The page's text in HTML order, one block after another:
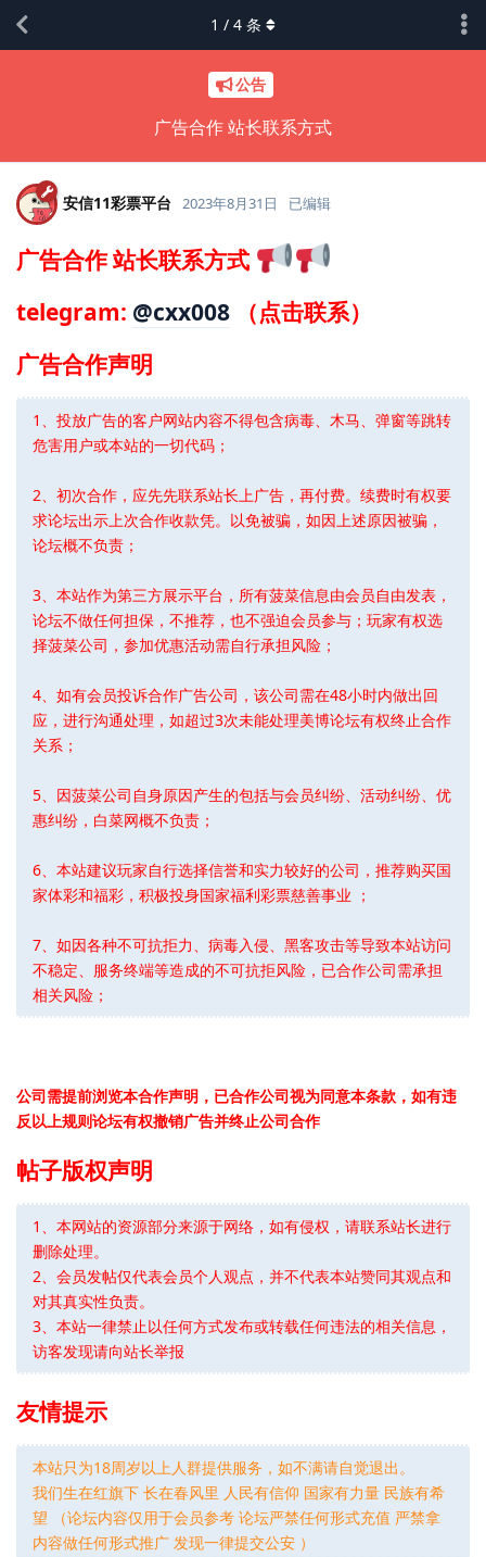
公告
广告合作 站长联系方式
1 / 4 条
安信11彩票平台 2023年8月31日 已编辑
广告合作 站长联系方式
telegram: @cxx008
（点击联系）
广告合作声明
1、投放广告的客户网站内容不得包含病毒、木马、弹窗等跳转
危害用户或本站的一切代码；
2、初次合作，应先先联系站长上广告，再付费。续费时有权要
求论坛出示上次合作收款凭。以免被骗，如因上述原因被骗，
论坛概不负责；
3、本站作为第三方展示平台，所有菠菜信息由会员自由发表，
论坛不做任何担保，不推荐，也不强迫会员参与；玩家有权选
择菠菜公司，参加优惠活动需自行承担风险；
4、如有会员投诉合作广告公司，该公司需在48小时内做出回
应，进行沟通处理，如超过3次未能处理美博论坛有权终止合作
关系；
5、因菠菜公司自身原因产生的包括与会员纠纷、活动纠纷、优
惠纠纷，白菜网概不负责；
6、本站建议玩家自行选择信誉和实力较好的公司，推荐购买国
家体彩和福彩，积极投身国家福利彩票慈善事业 ；
7、如因各种不可抗拒力、病毒入侵、黑客攻击等导致本站访问
不稳定、服务终端等造成的不可抗拒风险，已合作公司需承担
相关风险；
公司需提前浏览本合作声明，已合作公司视为同意本条款，如有违
反以上规则论坛有权撤销广告并终止公司合作
帖子版权声明
1、本网站的资源部分来源于网络，如有侵权，请联系站长进行
删除处理。
2、会员发帖仅代表会员个人观点，并不代表本站赞同其观点和
对其真实性负责。
3、本站一律禁止以任何方式发布或转载任何违法的相关信息，
访客发现请向站长举报
友情提示
本站只为18周岁以上人群提供服务，如不满请自觉退出。
我们生在红旗下 长在春风里 人民有信仰 国家有力量 民族有希
望 （论坛内容仅用于会员参考 论坛严禁任何形式充值 严禁拿
内容做任何形式推广 发现一律提交公安 ）